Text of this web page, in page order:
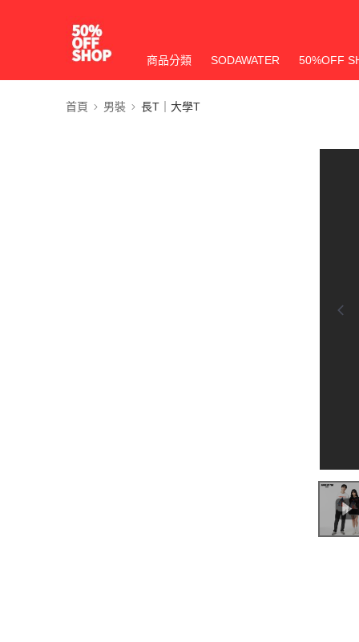
商品分類 SODAWATER 50%OFF
首頁 男裝 長T｜大學T